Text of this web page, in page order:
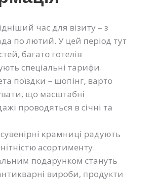
час для візиту – з
по лютий. У цей період тут
багато готелів
спеціальні тарифи.
поїздки – шопінг, варто
що масштабні
проводяться в січні та
крамниці радують
асортименту.
подарунком стануть
вироби, продукти